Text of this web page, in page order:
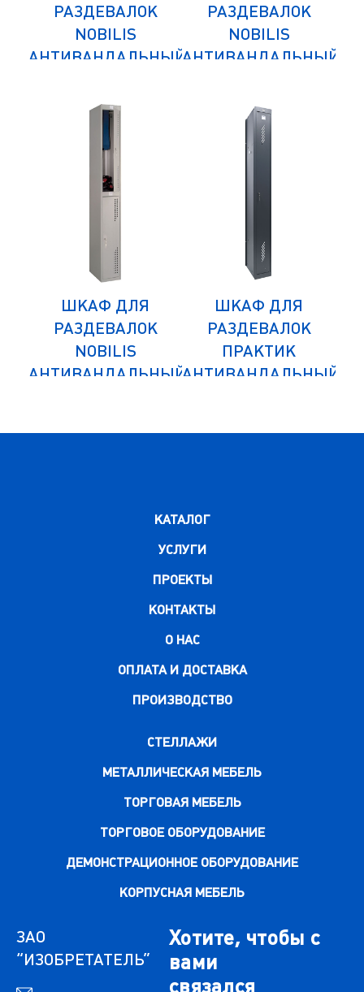
РАЗДЕВАЛОК
NOBILIS
АНТИВАНДАЛЬНЫЙ
ШКАФ ДЛЯ
РАЗДЕВАЛОК
NOBILIS
АНТИВАНДАЛЬНЫЙ
РАЗДЕВАЛОК
NOBILIS
АНТИВАНДАЛЬНЫЙ
ШКАФ ДЛЯ
РАЗДЕВАЛОК
ПРАКТИК
АНТИВАНДАЛЬНЫЙ
КАТАЛОГ
УСЛУГИ
ПРОЕКТЫ
КОНТАКТЫ
О НАС
ОПЛАТА И ДОСТАВКА
ПРОИЗВОДСТВО
СТЕЛЛАЖИ
МЕТАЛЛИЧЕСКАЯ МЕБЕЛЬ
ТОРГОВАЯ МЕБЕЛЬ
ТОРГОВОЕ ОБОРУДОВАНИЕ
ДЕМОНСТРАЦИОННОЕ ОБОРУДОВАНИЕ
КОРПУСНАЯ МЕБЕЛЬ
ЗАО
“ИЗОБРЕТАТЕЛЬ”
Хотите, чтобы с
вами
связался